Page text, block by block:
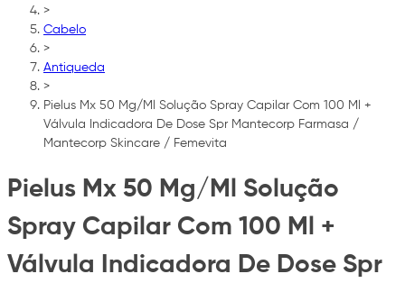
>
Cabelo
>
Antiqueda
>
Pielus Mx 50 Mg/Ml Solução Spray Capilar Com 100 Ml +
Válvula Indicadora De Dose Spr Mantecorp Farmasa /
Mantecorp Skincare / Femevita
Pielus Mx 50 Mg/Ml Solução
Spray Capilar Com 100 Ml +
Válvula Indicadora De Dose Spr